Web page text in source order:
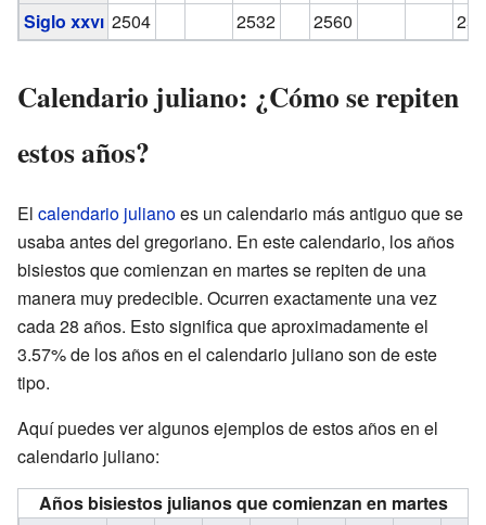
Siglo xxvi 2504 2532 2560
Calendario juliano: ¿Cómo se repiten
estos años?
El calendario julianoes un calendario más antiguo que se
usaba antes del gregoriano. En este calendario, los años
bisiestos que comienzan en martes se repiten de una
manera muy predecible. Ocurren exactamente una vez
cada 28 años. Esto significa que aproximadamente el
3.57% de los años en el calendario juliano son de este
tipo.
Aquí puedes ver algunos ejemplos de estos años en el
calendario juliano:
Años bisiestos julianos que comienzan en martes